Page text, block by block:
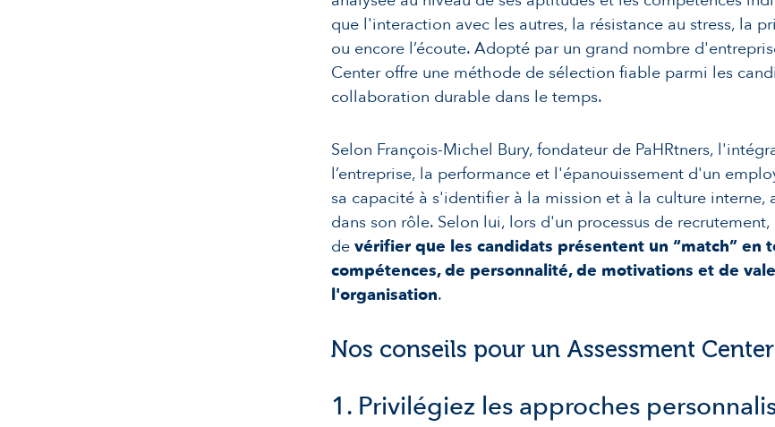
que l'interaction avec les autres, la résistance au stress, la
ou encore l’écoute. Adopté par un grand nombre
Center offre une méthode de sélection fiable parmi les
collaboration durable dans le temps.
Selon François-Michel Bury, fondateur de PaHRtners,
l’entreprise, la performance et l'épanouissement d'un
sa capacité à s'identifier à la mission et à la culture interne,
dans son rôle. Selon lui, lors d'un processus de
devérifier que les candidats présentent un “match” en
compétences, de personnalité, de motivations et de
l'organisation.
Nos conseils pour un Assessment
1. Privilégiez les approches